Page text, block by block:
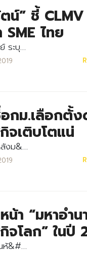
น์” ชี้
ไทย
ระบุ…
กม.เลือกตั้
จเติบโตแน่
งม&…
น้า “มหาอำน
จโลก” ในปี
หั&#…